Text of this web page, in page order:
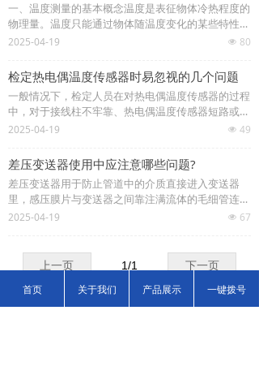
一、温度测量的基本概念温度是表征物体冷热程度的
物理量。温度只能通过物体随温度变化的某些特性来
间接测量，而用来量度物体温度数值的标尺叫温标。
位。目前国际上用得较多的温标有华氏温
넶 80
2025-04-19
检定热电偶温度传感器时易忽视的几个问题
一般情况下，检定人员在对热电偶温度传感器的过程
中，对于接线柱不牢靠、热电偶温度传感器短路或捆
扎偏离几何中心等常见问题导致的所测数据不准确等
影响检测结果却容易被忽视的问题。下
넶 49
2025-04-19
差压变送器使用中应注意哪些问题?
差压变送器用于防止管道中的介质直接进入变送器
里，感压膜片与变送器之间靠注满流体的毛细管连接
起来。它用于测量液体、气体或蒸汽的液位、流量和
넶 67
2025-04-19
上一页 下一页
1/1
首页 关于我们 产品展示 一键拨号